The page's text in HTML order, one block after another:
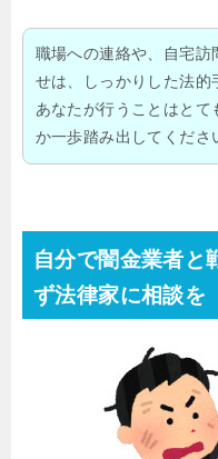
職場への連絡や、自宅訪
せは、しっかりした法的
あなたが行うことはとて
か一歩踏み出してくださ
自分で闇金業者と
ず法律家に相談を